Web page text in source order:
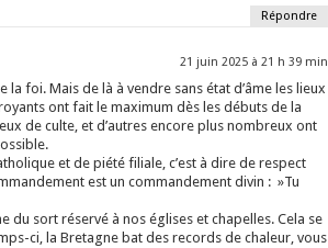
Répondre
21 juin 2025 à 21 h 39 min
la foi. Mais de là à vendre sans état d’âme les lieux
ont fait le maximum dès les débuts de la
de culte, et d’autres encore plus nombreux ont
et de piété filiale, c’est à dire de respect
est un commandement divin : »Tu
du sort réservé à nos églises et chapelles. Cela se
ci, la Bretagne bat des records de chaleur, vous